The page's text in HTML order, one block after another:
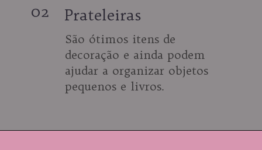
Prateleiras
02
São ótimos itens de
decoração e ainda podem
ajudar a organizar objetos
pequenos e livros.